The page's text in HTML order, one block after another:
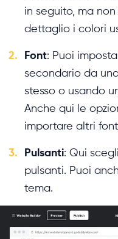
in seguito, ma
dettaglio i colori
2. Font: Puoi
secondario da
stesso o usando
Anche qui le
importare altri
3. Pulsanti: Qui
pulsanti. Puoi
tema.